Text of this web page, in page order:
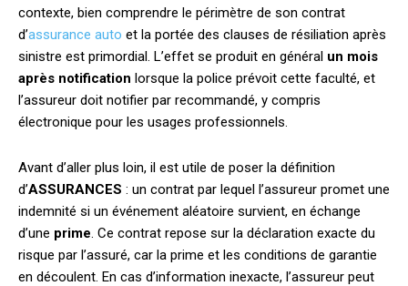
contexte, bien comprendre le périmètre de son contrat
d’assurance auto et la portée des clauses de résiliation après
sinistre est primordial. L’effet se produit en général un mois
après notification lorsque la police prévoit cette faculté, et
l’assureur doit notifier par recommandé, y compris
électronique pour les usages professionnels.
Avant d’aller plus loin, il est utile de poser la définition
d’ASSURANCES : un contrat par lequel l’assureur promet une
indemnité si un événement aléatoire survient, en échange
d’une prime. Ce contrat repose sur la déclaration exacte du
risque par l’assuré, car la prime et les conditions de garantie
en découlent. En cas d’information inexacte, l’assureur peut